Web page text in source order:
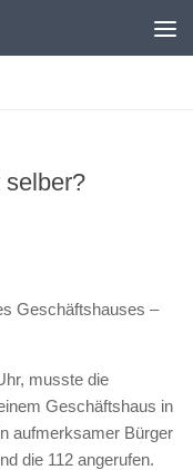
selber?
Geschäftshauses –
musste die
Geschäftshaus in
aufmerksamer Bürger
die 112 angerufen.